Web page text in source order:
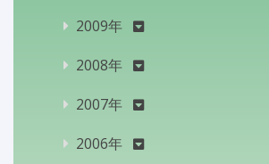
2009年
2008年
2007年
2006年